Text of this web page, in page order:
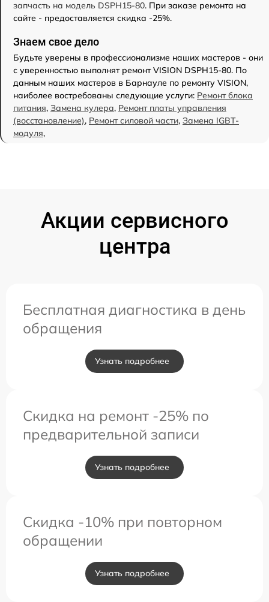
запчасть на модель DSPH15-80. При заказе ремонта на
сайте - предоставляется скидка -25%.
Знаем свое дело
Будьте уверены в профессионализме наших мастеров - они
с уверенностью выполнят ремонт VISION DSPH15-80. По
данным наших мастеров в Барнауле по ремонту VISION,
наиболее востребованы следующие услуги: Ремонт блока
питания, Замена кулера, Ремонт платы управления
(восстановление), Ремонт силовой части, Замена IGBT-
модуля,
Акции сервисного
центра
Бесплатная диагностика в день
обращения
Узнать подробнее
Скидка на ремонт -25% по
предварительной записи
Узнать подробнее
Скидка -10% при повторном
обращении
Узнать подробнее